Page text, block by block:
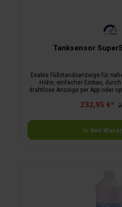
Tanksensor
Exakte Füllstandsanzeige für
Höhe, einfacher Einbau,
drahtlose Anzeige per App oder
erledigt, alle notwendigen
Spannungsversorgung von
funktioniert mit Frisch-, Grau-
die Montage im Fahrzeuginneren
gleichzeitig mit der App
232,95 €*
In den